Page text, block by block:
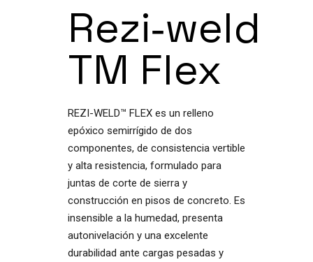
Rezi‑weld
TM Flex
REZI-WELD™ FLEX es un relleno
epóxico semirrígido de dos
componentes, de consistencia vertible
y alta resistencia, formulado para
juntas de corte de sierra y
construcción en pisos de concreto. Es
insensible a la humedad, presenta
autonivelación y una excelente
durabilidad ante cargas pesadas y